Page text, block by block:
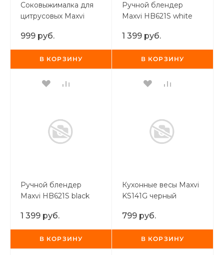
Соковыжималка для
цитрусовых Maxvi
999 руб.
В КОРЗИНУ
Ручной блендер
Maxvi HB621S white
1 399 руб.
В КОРЗИНУ
Ручной блендер
Maxvi HB621S black
1 399 руб.
В КОРЗИНУ
Кухонные весы Maxvi
KS141G черный
799 руб.
В КОРЗИНУ